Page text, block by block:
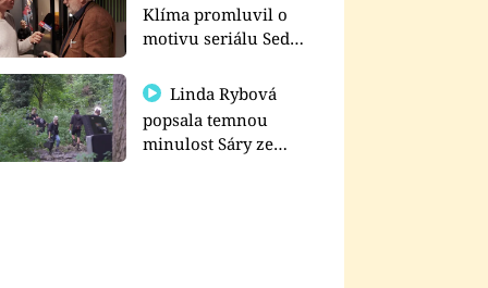
Klíma promluvil o
motivu seriálu Sedm
Linda Rybová
popsala temnou
minulost Sáry ze